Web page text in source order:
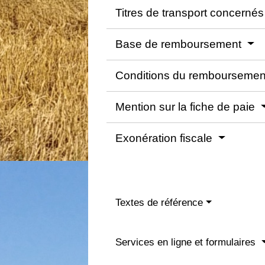
Titres de transport
Base de remboursement
Conditions du
Mention sur la fiche de paie
Exonération fiscale
Textes de référence
Services en ligne et formulaires